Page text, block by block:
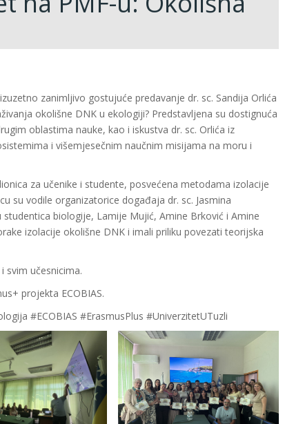
zanimljivo gostujuće predavanje dr. sc. Sandija Orlića
okolišne DNK u ekologiji? Predstavljena su dostignuća
oblastima nauke, kao i iskustva dr. sc. Orlića iz
i višemjesečnim naučnim misijama na moru i
za učenike i studente, posvećena metodama izolacije
su vodile organizatorice događaja dr. sc. Jasmina
biologije, Lamije Mujić, Amine Brković i Amine
izolacije okolišne DNK i imali priliku povezati teorijska
svim učesnicima.
projekta ECOBIAS.
#ECOBIAS #ErasmusPlus #UniverzitetUTuzli